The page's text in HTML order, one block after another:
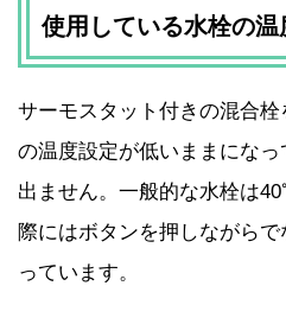
使用している水栓の
サーモスタット付きの混合
の温度設定が低いままにな
出ません。一般的な水栓は
際にはボタンを押しながら
っています。